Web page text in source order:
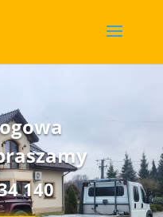
140